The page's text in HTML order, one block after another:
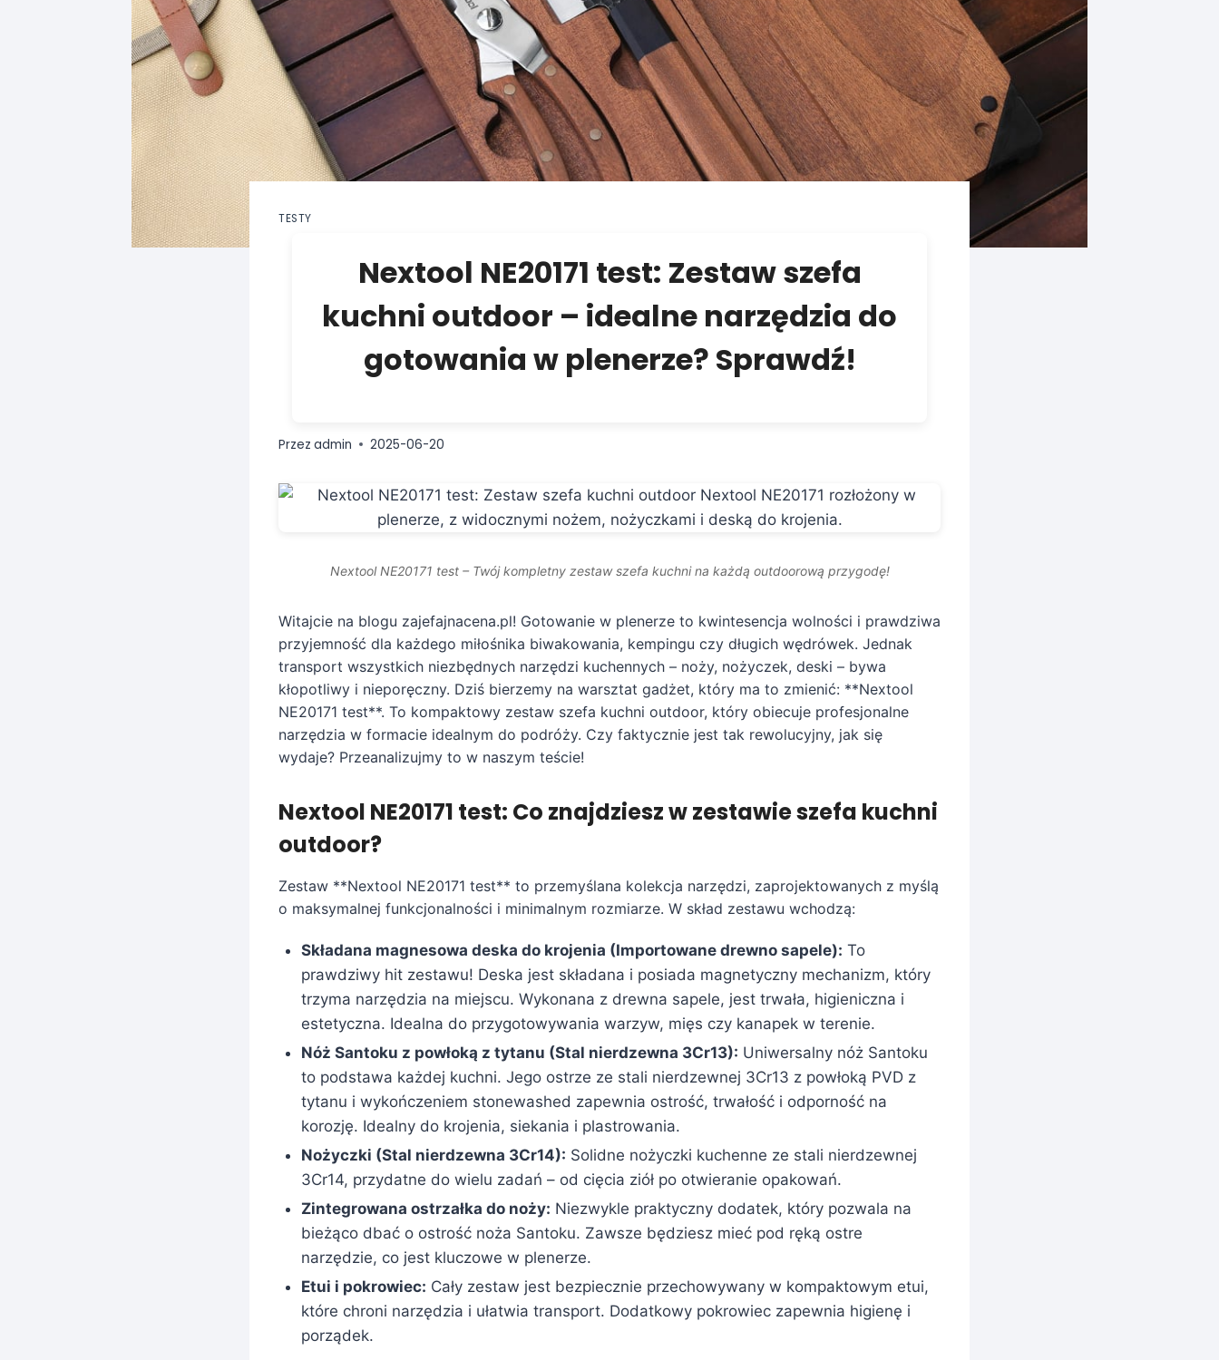
TESTY
Nextool NE20171 test: Zestaw szefa
kuchni outdoor – idealne narzędzia do
gotowania w plenerze? Sprawdź!
Przez admin 2025-06-20
Nextool NE20171 test – Twój kompletny zestaw szefa kuchni na każdą outdoorową przygodę!
Witajcie na blogu zajefajnacena.pl! Gotowanie w plenerze to kwintesencja wolności i prawdziwa
przyjemność dla każdego miłośnika biwakowania, kempingu czy długich wędrówek. Jednak
transport wszystkich niezbędnych narzędzi kuchennych – noży, nożyczek, deski – bywa
kłopotliwy i nieporęczny. Dziś bierzemy na warsztat gadżet, który ma to zmienić: **Nextool
NE20171 test**. To kompaktowy zestaw szefa kuchni outdoor, który obiecuje profesjonalne
narzędzia w formacie idealnym do podróży. Czy faktycznie jest tak rewolucyjny, jak się
wydaje? Przeanalizujmy to w naszym teście!
Nextool NE20171 test: Co znajdziesz w zestawie szefa kuchni
outdoor?
Zestaw **Nextool NE20171 test** to przemyślana kolekcja narzędzi, zaprojektowanych z myślą
o maksymalnej funkcjonalności i minimalnym rozmiarze. W skład zestawu wchodzą:
Składana magnesowa deska do krojenia (Importowane drewno sapele): To
prawdziwy hit zestawu! Deska jest składana i posiada magnetyczny mechanizm, który
trzyma narzędzia na miejscu. Wykonana z drewna sapele, jest trwała, higieniczna i
estetyczna. Idealna do przygotowywania warzyw, mięs czy kanapek w terenie.
Nóż Santoku z powłoką z tytanu (Stal nierdzewna 3Cr13): Uniwersalny nóż Santoku
to podstawa każdej kuchni. Jego ostrze ze stali nierdzewnej 3Cr13 z powłoką PVD z
tytanu i wykończeniem stonewashed zapewnia ostrość, trwałość i odporność na
korozję. Idealny do krojenia, siekania i plastrowania.
Nożyczki (Stal nierdzewna 3Cr14): Solidne nożyczki kuchenne ze stali nierdzewnej
3Cr14, przydatne do wielu zadań – od cięcia ziół po otwieranie opakowań.
Zintegrowana ostrzałka do noży: Niezwykle praktyczny dodatek, który pozwala na
bieżąco dbać o ostrość noża Santoku. Zawsze będziesz mieć pod ręką ostre
narzędzie, co jest kluczowe w plenerze.
Etui i pokrowiec: Cały zestaw jest bezpiecznie przechowywany w kompaktowym etui,
które chroni narzędzia i ułatwia transport. Dodatkowy pokrowiec zapewnia higienę i
porządek.